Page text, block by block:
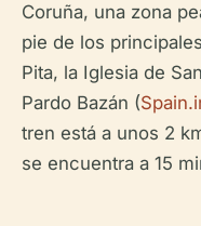
Coruña, una zona
pie de los
Pita, la Iglesia de
Pardo Bazán (
tren está a unos 2
se encuentra a 15